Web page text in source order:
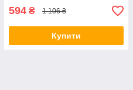
594 ₴ 1 106 ₴
Купити